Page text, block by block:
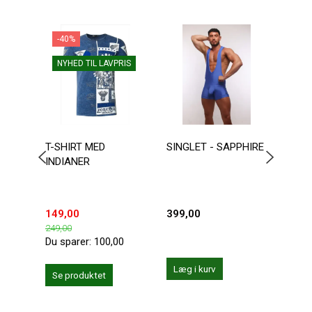
-40%
NYHED TIL LAVPRIS
T-SHIRT MED
INDIANER
149,00
249,00
Du sparer: 100,00
Se produktet
SINGLET - SAPPHIRE
399,00
Læg i kurv